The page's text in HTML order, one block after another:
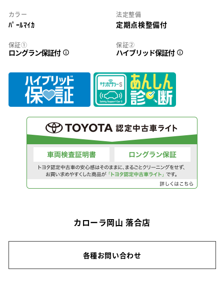
カラー
ﾊﾟｰﾙﾏｲｶ
法定整備
定期点検整備付
保証①
ロングラン保証付
保証②
ハイブリッド保証付
カローラ岡山 落合店
各種お問い合わせ